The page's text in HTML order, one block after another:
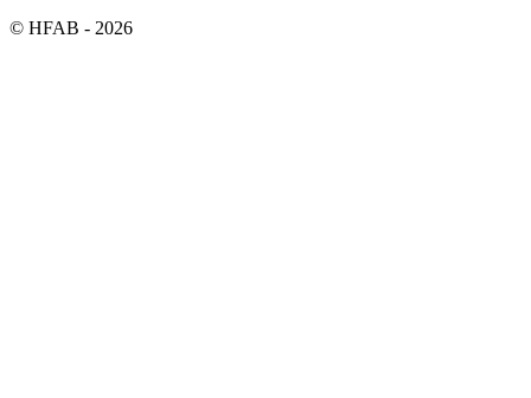
© HFAB - 2026